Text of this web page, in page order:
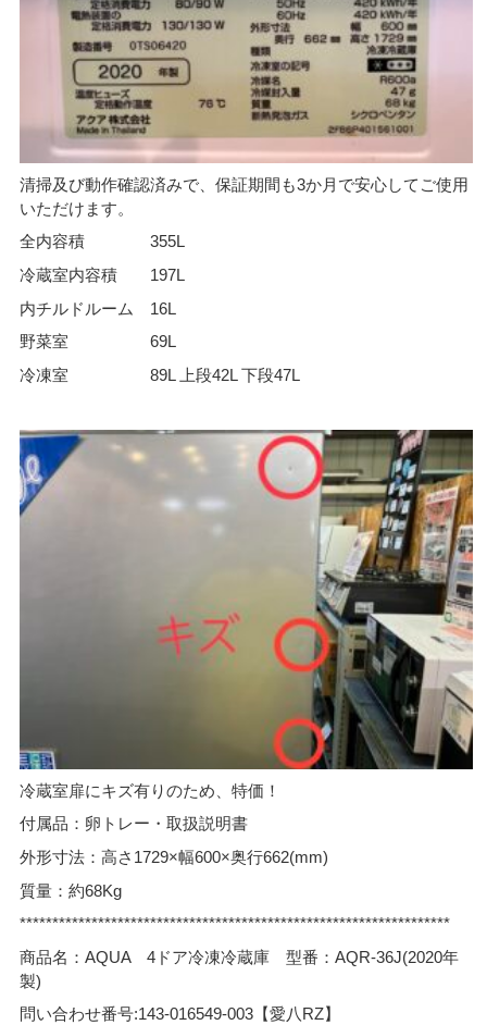
清掃及び動作確認済みで、保証期間も3か月で安心してご使用
いただけます。
全内容積 355L
冷蔵室内容積 197L
内チルドルーム 16L
野菜室 69L
冷凍室 89L 上段42L 下段47L
冷蔵室扉にキズ有りのため、特価！
付属品：卵トレー・取扱説明書
外形寸法：高さ1729×幅600×奥行662(mm)
質量：約68Kg
******************************************************************
商品名：AQUA 4ドア冷凍冷蔵庫 型番：AQR-36J(2020年
製)
問い合わせ番号:143-016549-003【愛八RZ】